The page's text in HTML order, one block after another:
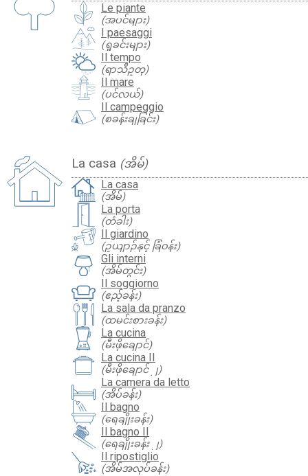
Le piante
(အပင်များ)
I paesaggi
(ရှုခင်းများ)
Il tempo
(ရာသီဥတု)
Il mare
(ပင်လယ်)
Il campeggio
(စခန်းချခြင်း)
La casa (အိမ်)
La casa
(အိမ်)
La porta
(တံခါး)
Il giardino
(ဥယျာဉ်နှင့် ခြံဝန်း)
Gli interni
(အိမ်တွင်း)
Il soggiorno
(ဧည့်ခန်း)
La sala da pranzo
(ထမင်းစားခန်း)
La cucina
(မီးဖိုချောင်)
La cucina II
(မီးဖိုချောင် ၂)
La camera da letto
(အိပ်ခန်း)
Il bagno
(ရေချိုးခန်း)
Il bagno II
(ရေချိုးခန်း ၂)
Il ripostiglio
(အိမ်အလုပ်ခန်း)